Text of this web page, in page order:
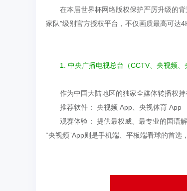
在本届世界杯网络版权保护严厉升级的
家队”级别官方授权平台，不仅画质最高可达
1. 中央广播电视总台（CCTV、央视频、
作为中国大陆地区的独家全媒体转播权持
推荐软件： 央视频 App、央视体育 App
观赛体验： 提供最权威、最专业的国语
“央视频”App则是手机端、平板端看球的首选